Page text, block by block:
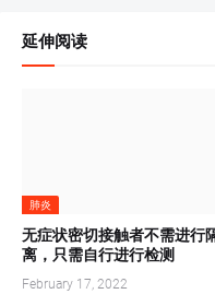
延伸阅读
肺炎
无症状密切接触者不需进行
离，只需自行进行检测
February 17, 2022